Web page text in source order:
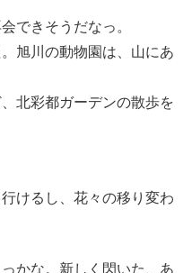
できそうだなっ。
旭川の動物園は、山にあ
北彩都ガーデンの散歩を
けるし、花々の移り変わ
かな。新しく閃いた、あ